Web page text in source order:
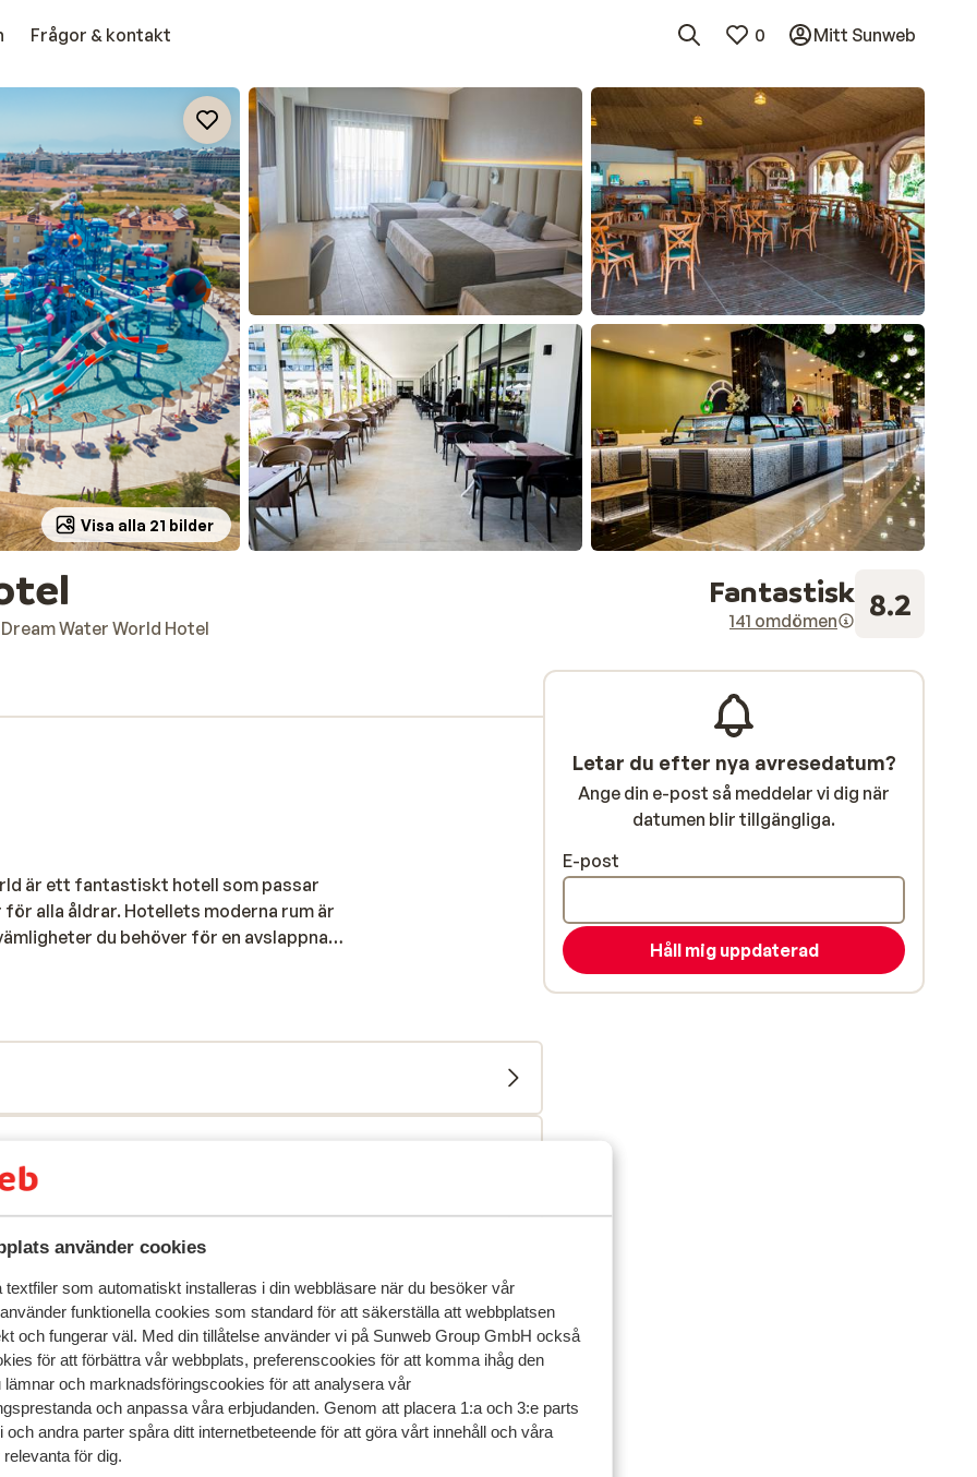
använder cookies
textfiler som automatiskt installeras i din webbläsare när du besöker vår
funktionella cookies som standard för att säkerställa att webbplatsen
och fungerar väl. Med din tillåtelse använder vi på Sunweb Group GmbH också
för att förbättra vår webbplats, preferenscookies för att komma ihåg den
lämnar och marknadsföringscookies för att analysera vår
och anpassa våra erbjudanden. Genom att placera 1:a och 3:e parts
andra parter spåra ditt internetbeteende för att göra vårt innehåll och våra
för dig.
Frågor & kontakt 0 Mitt Sunweb
Visa alla 21 bilder
Dream Water World Hotel
Fantastisk
141 omdömen 8.2
är ett fantastiskt hotell som passar
alla åldrar. Hotellets moderna rum är
du behöver för en avslappnad
grupp finns det rum som passar
för att skapa den perfekta semestern
vattenland som är populärt för både
typer av rutschkanor. För den som
rekommenderas. Här väntar
en avkopplande massage. Vill du ta
transfer var femtonde minut. Mat &
att få dig hungrig och vad passar inte
på något annat än att njuta av en
hela dagen. På kvällen kan du välja att
Även de små har tagits i
och mysig hörna för de minsta med en
restauranger och barer. Inne i Sides
och trevliga barer. Här äter du god mat
bra priser. Även i kvarteren ovanför
barer och mataffärer nära hotellen. Bor
om matställen, några ligger längs med
deras upplevelser av vår produkt.Mer om recensioner
Mest bokad av familj
2.6 Hyfsad
för 4 veckor sedan
Lad mig sige det på en pæn måde vi kommer aldrig
Lad mig sige det på en pæn måde vi kommer aldrig
Letar du efter nya avresedatum?
Ange din e-post så meddelar vi dig när
datumen blir tillgängliga.
E-post
Håll mig uppdaterad